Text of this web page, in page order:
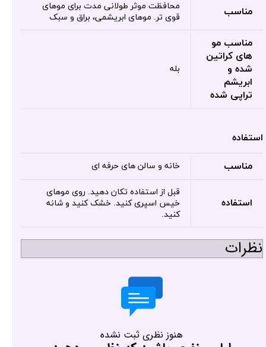
مناسب
محافظت موثر طولانی مدت برای موهای
قوی تر. موهای ابریشمی، براق و سبک
مناسب مو
های کراتین
شده و
ابریشم
تراپی شده
بله
استفاده
مناسب خانه و سالن های حرفه ای
استفاده
قبل از استفاده تکان دهید. روی موهای
خیس اسپری کنید. خشک کنید و شانه
کنید.
نظرات
هنوز نظری ثبت نشده